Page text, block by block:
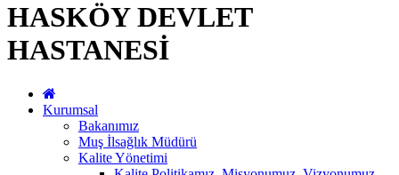
HASKÖY DEVLET
HASTANESİ
Kurumsal
Bakanımız
Muş İlsağlık Müdürü
Kalite Yönetimi